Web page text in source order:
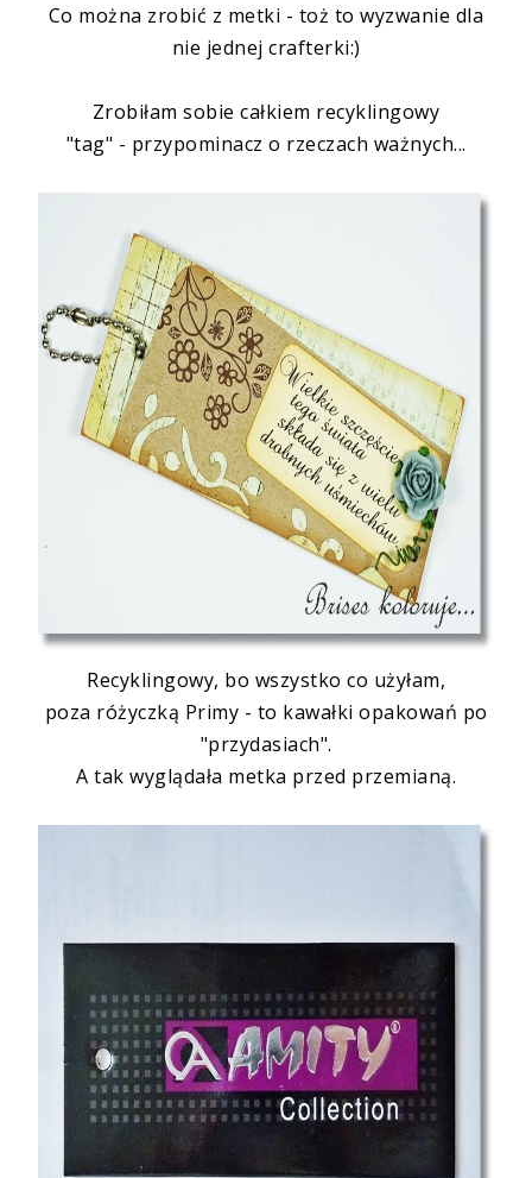
Co można zrobić z metki - toż to wyzwanie dla
nie jednej crafterki:)
Zrobiłam sobie całkiem recyklingowy
"tag" - przypominacz o rzeczach ważnych...
Recyklingowy, bo wszystko co użyłam,
poza różyczką Primy - to kawałki opakowań po
"przydasiach".
A tak wyglądała metka przed przemianą.